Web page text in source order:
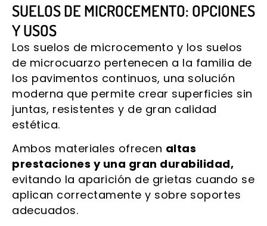
SUELOS DE MICROCEMENTO: OPCIONES
Y USOS
Los suelos de microcemento y los suelos
de microcuarzo pertenecen a la familia de
los pavimentos continuos, una solución
moderna que permite crear superficies sin
juntas, resistentes y de gran calidad
estética.
Ambos materiales ofrecen altas
prestaciones y una gran durabilidad,
evitando la aparición de grietas cuando se
aplican correctamente y sobre soportes
adecuados.